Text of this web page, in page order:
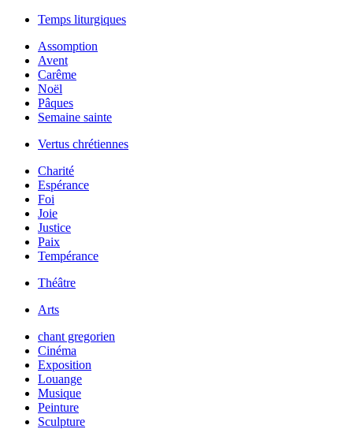
Temps liturgiques
Assomption
Avent
Carême
Noël
Pâques
Semaine sainte
Vertus chrétiennes
Charité
Espérance
Foi
Joie
Justice
Paix
Tempérance
Théâtre
Arts
chant gregorien
Cinéma
Exposition
Louange
Musique
Peinture
Sculpture